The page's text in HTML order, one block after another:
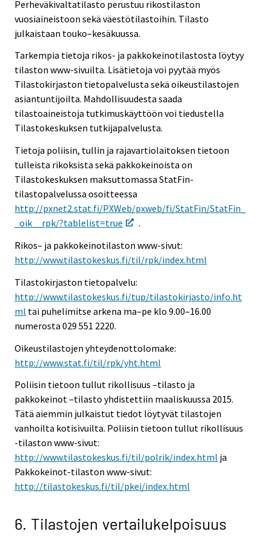
Perheväkivaltatilasto perustuu rikostilaston
vuosiaineistoon sekä väestötilastoihin. Tilasto
julkaistaan touko–kesäkuussa.
Tarkempia tietoja rikos- ja pakkokeinotilastosta löytyy
tilaston www-sivuilta. Lisätietoja voi pyytää myös
Tilastokirjaston tietopalvelusta sekä oikeustilastojen
asiantuntijoilta. Mahdollisuudesta saada
tilastoaineistoja tutkimuskäyttöön voi tiedustella
Tilastokeskuksen tutkijapalvelusta.
Tietoja poliisin, tullin ja rajavartiolaitoksen tietoon
tulleista rikoksista sekä pakkokeinoista on
Tilastokeskuksen maksuttomassa StatFin-
tilastopalvelussa osoitteessa
http://pxnet2.stat.fi/PXWeb/pxweb/fi/StatFin/StatFin_
_oik__rpk/?tablelist=true
.
Rikos– ja pakkokeinotilaston www-sivut:
http://www.tilastokeskus.fi/til/rpk/index.html
Tilastokirjaston tietopalvelu:
http://www.tilastokeskus.fi/tup/tilastokirjasto/info.ht
ml tai puhelimitse arkena ma–pe klo 9.00–16.00
numerosta 029 551 2220.
Oikeustilastojen yhteydenottolomake:
http://www.stat.fi/til/rpk/yht.html
Poliisin tietoon tullut rikollisuus –tilasto ja
pakkokeinot –tilasto yhdistettiin maaliskuussa 2015.
Tätä aiemmin julkaistut tiedot löytyvät tilastojen
vanhoilta kotisivuilta. Poliisin tietoon tullut rikollisuus
-tilaston www-sivut:
http://www.tilastokeskus.fi/til/polrik/index.html ja
Pakkokeinot-tilaston www-sivut:
http://tilastokeskus.fi/til/pkei/index.html
6. Tilastojen vertailukelpoisuus